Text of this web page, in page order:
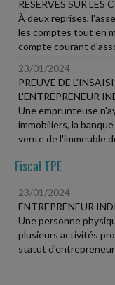
RÉSERVES SUR LES
À deux reprises,
les comptes tout en
compte courant
23/01/2024
PREUVE DE
L'ENTREPRENEUR
Une emprunteuse
immobiliers, la
vente de l'immeuble
Fiscal TPE
23/01/2024
ENTREPRENEUR
Une personne
plusieurs activités
statut d'entrepreneur